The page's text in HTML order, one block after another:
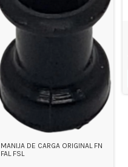
MANIJA DE CARGA ORIGINAL FN
FAL FSL